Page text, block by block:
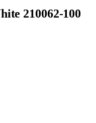
210062-100